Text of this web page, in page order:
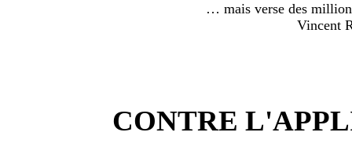
… mais verse des
Vincent
CONTRE